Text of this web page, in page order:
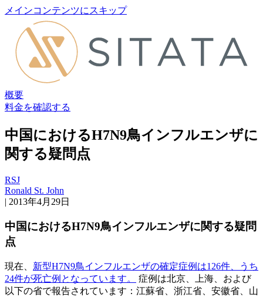
メインコンテンツにスキップ
概要
料金を確認する
中国におけるH7N9鳥インフルエンザに
関する疑問点
RSJ
Ronald St. John
| 2013年4月29日
中国におけるH7N9鳥インフルエンザに関する疑問
点
現在、 新型H7N9鳥インフルエンザの確定症例は126件、うち
24件が死亡例となっています。
症例は北京、上海、および
以下の省で報告されています：江蘇省、浙江省、安徽省、山